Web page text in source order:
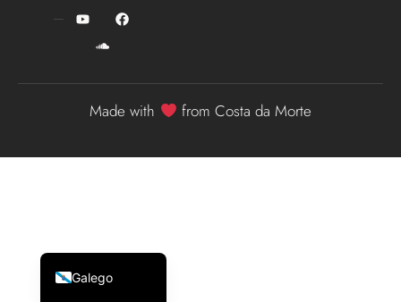
Made with from Costa da Morte
Galego